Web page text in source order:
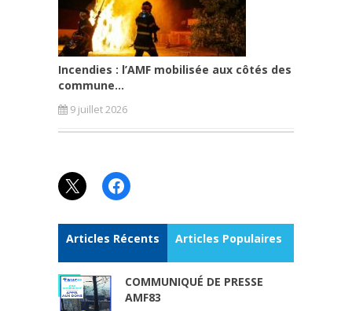
Incendies : l’AMF mobilisée aux côtés des
commune...
9 juillet 2026
X Facebook
Articles Récents Articles Populaires
COMMUNIQUÉ DE PRESSE
AMF83